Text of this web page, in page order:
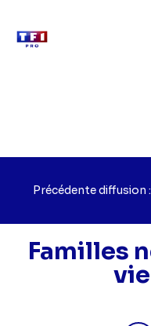
Précédente diffusion
Familles